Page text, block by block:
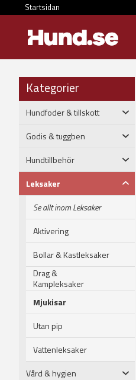
Startsidan
Kategorier
Hundfoder & tillskott
Godis & tuggben
Hundtillbehör
Leksaker
Se allt inom Leksaker
Aktivering
Bollar & Kastleksaker
Drag &
Kampleksaker
Mjukisar
Utan pip
Vattenleksaker
Vård & hygien